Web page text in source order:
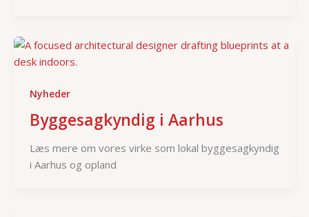
Nyheder
Byggesagkyndig i Aarhus
Læs mere om vores virke som lokal byggesagkyndig
i Aarhus og opland